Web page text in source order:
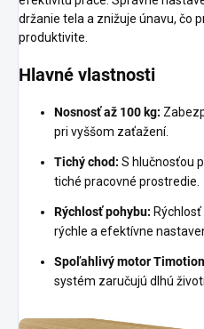
držanie tela a znižuje únavu, čo
produktivite.
Hlavné vlastnosti
Nosnosť až 100 kg:
pri vyššom zaťažení.
Tichý chod: S hlučnosťou
tiché pracovné prostredie.
Rýchlosť pohybu:
rýchle a efektívne
Spoľahlivý motor
systém zaručujú dlhú